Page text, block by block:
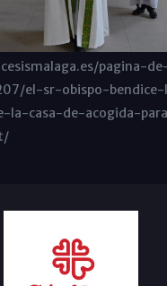
pagina-
el-sr-obispo-bendice-
la-casa-de-acogida-